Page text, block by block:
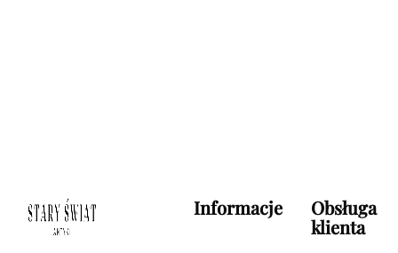
Informacje
Obsługa
klienta